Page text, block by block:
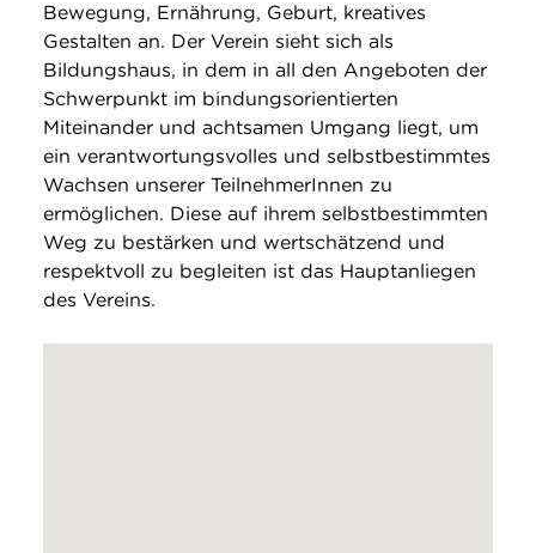
Bewegung, Ernährung, Geburt, kreatives
Gestalten an. Der Verein sieht sich als
Bildungshaus, in dem in all den Angeboten der
Schwerpunkt im bindungsorientierten
Miteinander und achtsamen Umgang liegt, um
ein verantwortungsvolles und selbstbestimmtes
Wachsen unserer TeilnehmerInnen zu
ermöglichen. Diese auf ihrem selbstbestimmten
Weg zu bestärken und wertschätzend und
respektvoll zu begleiten ist das Hauptanliegen
des Vereins.